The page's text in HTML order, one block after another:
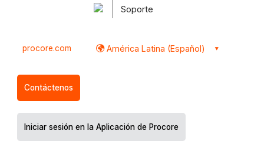
Soporte
procore.com América Latina (Español)
Contáctenos
Iniciar sesión en la Aplicación de Procore